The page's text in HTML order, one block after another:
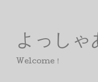
よっしゃ
Welcome！